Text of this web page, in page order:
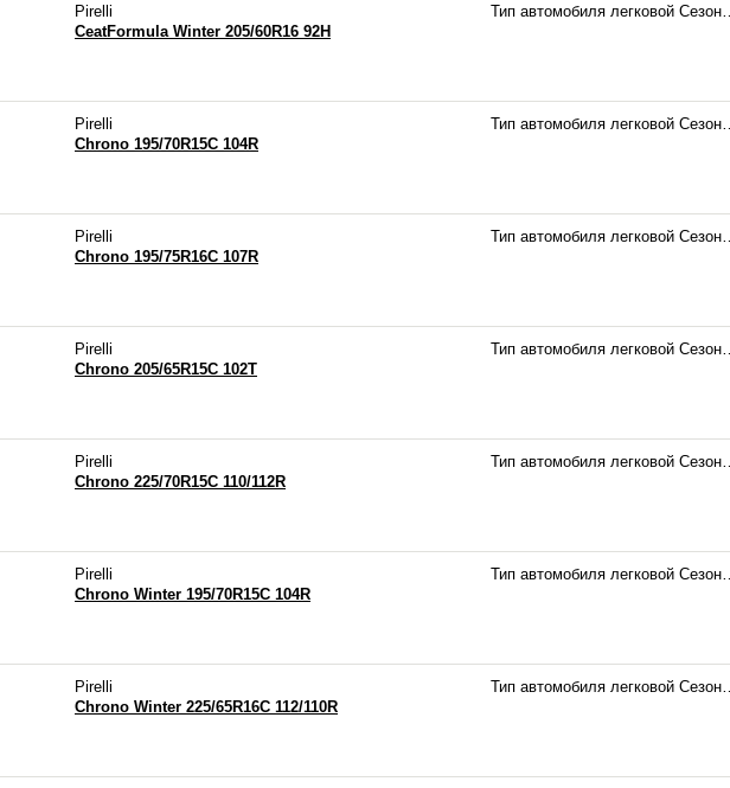
Pirelli
CeatFormula Winter 205/60R16 92H
Тип автомобиля легковой Сезон…
Pirelli
Chrono 195/70R15C 104R
Тип автомобиля легковой Сезон…
Pirelli
Chrono 195/75R16C 107R
Тип автомобиля легковой Сезон…
Pirelli
Chrono 205/65R15C 102T
Тип автомобиля легковой Сезон…
Pirelli
Chrono 225/70R15C 110/112R
Тип автомобиля легковой Сезон…
Pirelli
Chrono Winter 195/70R15C 104R
Тип автомобиля легковой Сезон…
Pirelli
Chrono Winter 225/65R16C 112/110R
Тип автомобиля легковой Сезон…